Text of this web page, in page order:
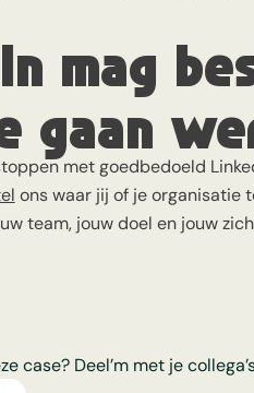
mag
gaan
met goedbedoeld
ons waar jij of je organisatie
team, jouw doel en jouw
case? Deel’m met je